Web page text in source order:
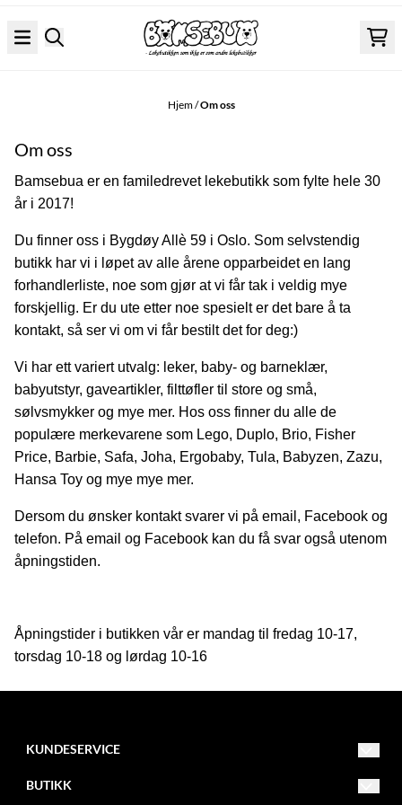
Hjem/Om oss
Om oss
Bamsebua er en familedrevet lekebutikk som fylte hele 30
år i 2017!
Du finner oss i Bygdøy Allè 59 i Oslo. Som selvstendig
butikk har vi i løpet av alle årene opparbeidet en lang
forhandlerliste, noe som gjør at vi får tak i veldig mye
forskjellig. Er du ute etter noe spesielt er det bare å ta
kontakt, så ser vi om vi får bestilt det for deg:)
Vi har ett variert utvalg: leker, baby- og barneklær,
babyutstyr, gaveartikler, filttøfler til store og små,
sølvsmykker og mye mer. Hos oss finner du alle de
populære merkevarene som Lego, Duplo, Brio, Fisher
Price, Barbie, Safa, Joha, Ergobaby, Tula, Babyzen, Zazu,
Hansa Toy og mye mye mer.
Dersom du ønsker kontakt svarer vi på email, Facebook og
telefon. På email og Facebook kan du få svar også utenom
åpningstiden.
Åpningstider i butikken vår er mandag til fredag 10-17,
torsdag 10-18 og lørdag 10-16
KUNDESERVICE
BUTIKK